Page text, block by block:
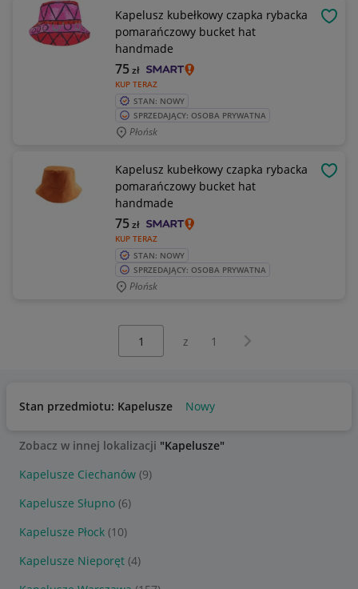
Kapelusz kubełkowy czapka rybacka
pomarańczowy bucket hat
handmade
KUP TERAZ
75zł
STAN: NOWY
SPRZEDAJĄCY: OSOBA PRYWATNA
Płońsk
Kapelusz kubełkowy czapka rybacka
pomarańczowy bucket hat
handmade
KUP TERAZ
75zł
STAN: NOWY
SPRZEDAJĄCY: OSOBA PRYWATNA
Płońsk
z 1 Następna strona
Stan przedmiotu: Kapelusze Nowy
Zobacz w innej lokalizacji "Kapelusze"
Kapelusze Ciechanów (9)
Kapelusze Słupno (6)
Kapelusze Płock (10)
Kapelusze Nieporęt (4)